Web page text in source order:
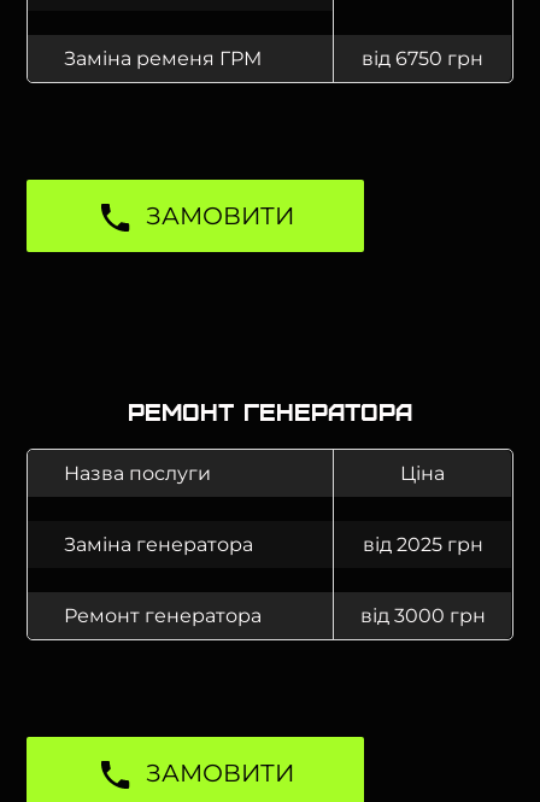
Заміна ременя ГРМ від 6750 грн
ЗАМОВИТИ
Ремонт генератора
Назва послуги Ціна
Заміна генератора від 2025 грн
Ремонт генератора від 3000 грн
ЗАМОВИТИ